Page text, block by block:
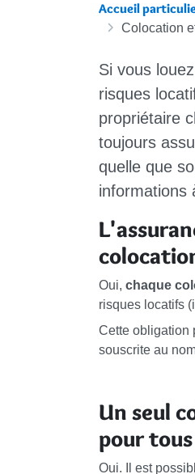
Accueil
Colocation
Si vous
risques
propriétaire
toujours
quelle que
informations
Oui, chaque
risques locatifs
Cette obligation
souscrite au
Un seul
pour tous
Oui. Il est